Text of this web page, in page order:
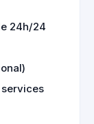
24h/24